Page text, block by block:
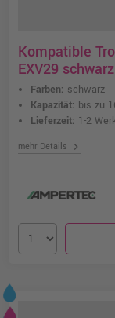
Kompatible
EXV29 schwarz
Farben: schwarz
Kapazität: bis zu
Lieferzeit: 1-2
mehr Details chevron_right